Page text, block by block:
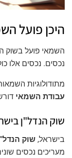
היכן פועל
השמאי פועל בשוק
נכסים. נכסים אלו
מתודולוגיות
עבודת השמאי
שוק הנדל"ן
בישראל, שוק
מעריכים נכסים